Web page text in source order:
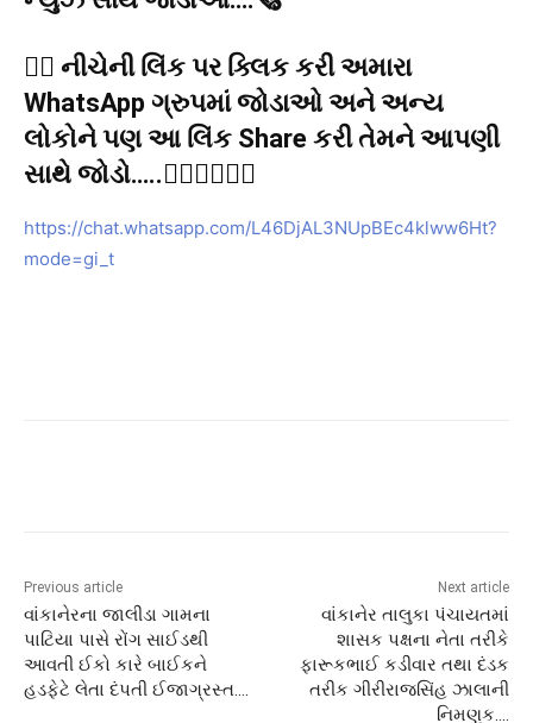
👉🏻 નીચેની લિંક પર ક્લિક કરી અમારા
WhatsApp ગ્રુપમાં જોડાઓ અને અન્ય
લોકોને પણ આ લિંક Share કરી તેમને આપણી
સાથે જોડો…..👇🏻👇🏻👇🏻
https://chat.whatsapp.com/L46DjAL3NUpBEc4klww6Ht?
mode=gi_t
Previous article
વાંકાનેરના જાલીડા ગામના
પાટિયા પાસે રોંગ સાઈડથી
આવતી ઈકો કારે બાઈકને
હડફેટે લેતા દંપતી ઈજાગ્રસ્ત….
Next article
વાંકાનેર તાલુકા પંચાયતમાં
શાસક પક્ષના નેતા તરીકે
ફારૂકભાઈ કડીવાર તથા દંડક
તરીક ગીરીરાજસિંહ ઝાલાની
નિમણૂક….